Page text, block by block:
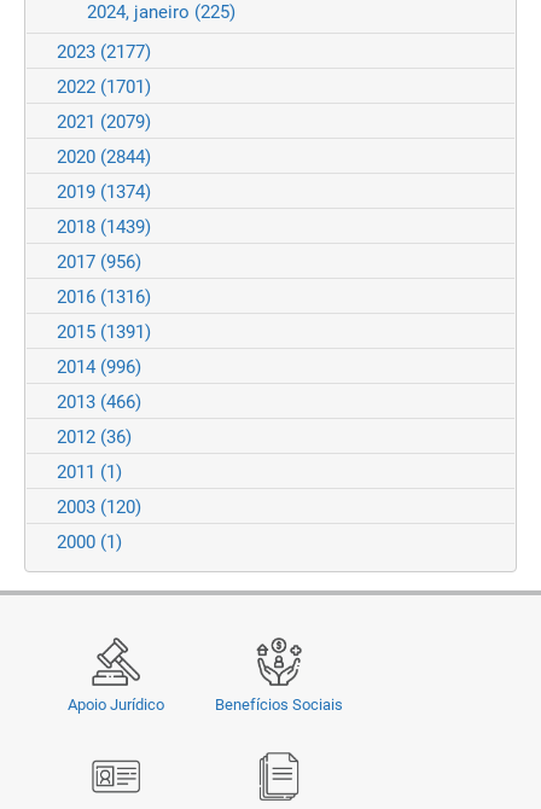
2024, janeiro (225)
2023 (2177)
2022 (1701)
2021 (2079)
2020 (2844)
2019 (1374)
2018 (1439)
2017 (956)
2016 (1316)
2015 (1391)
2014 (996)
2013 (466)
2012 (36)
2011 (1)
2003 (120)
2000 (1)
Apoio Jurídico Benefícios Sociais